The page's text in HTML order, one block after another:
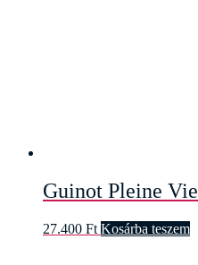
Guinot Pleine Vie
27.400 Ft Kosárba teszem